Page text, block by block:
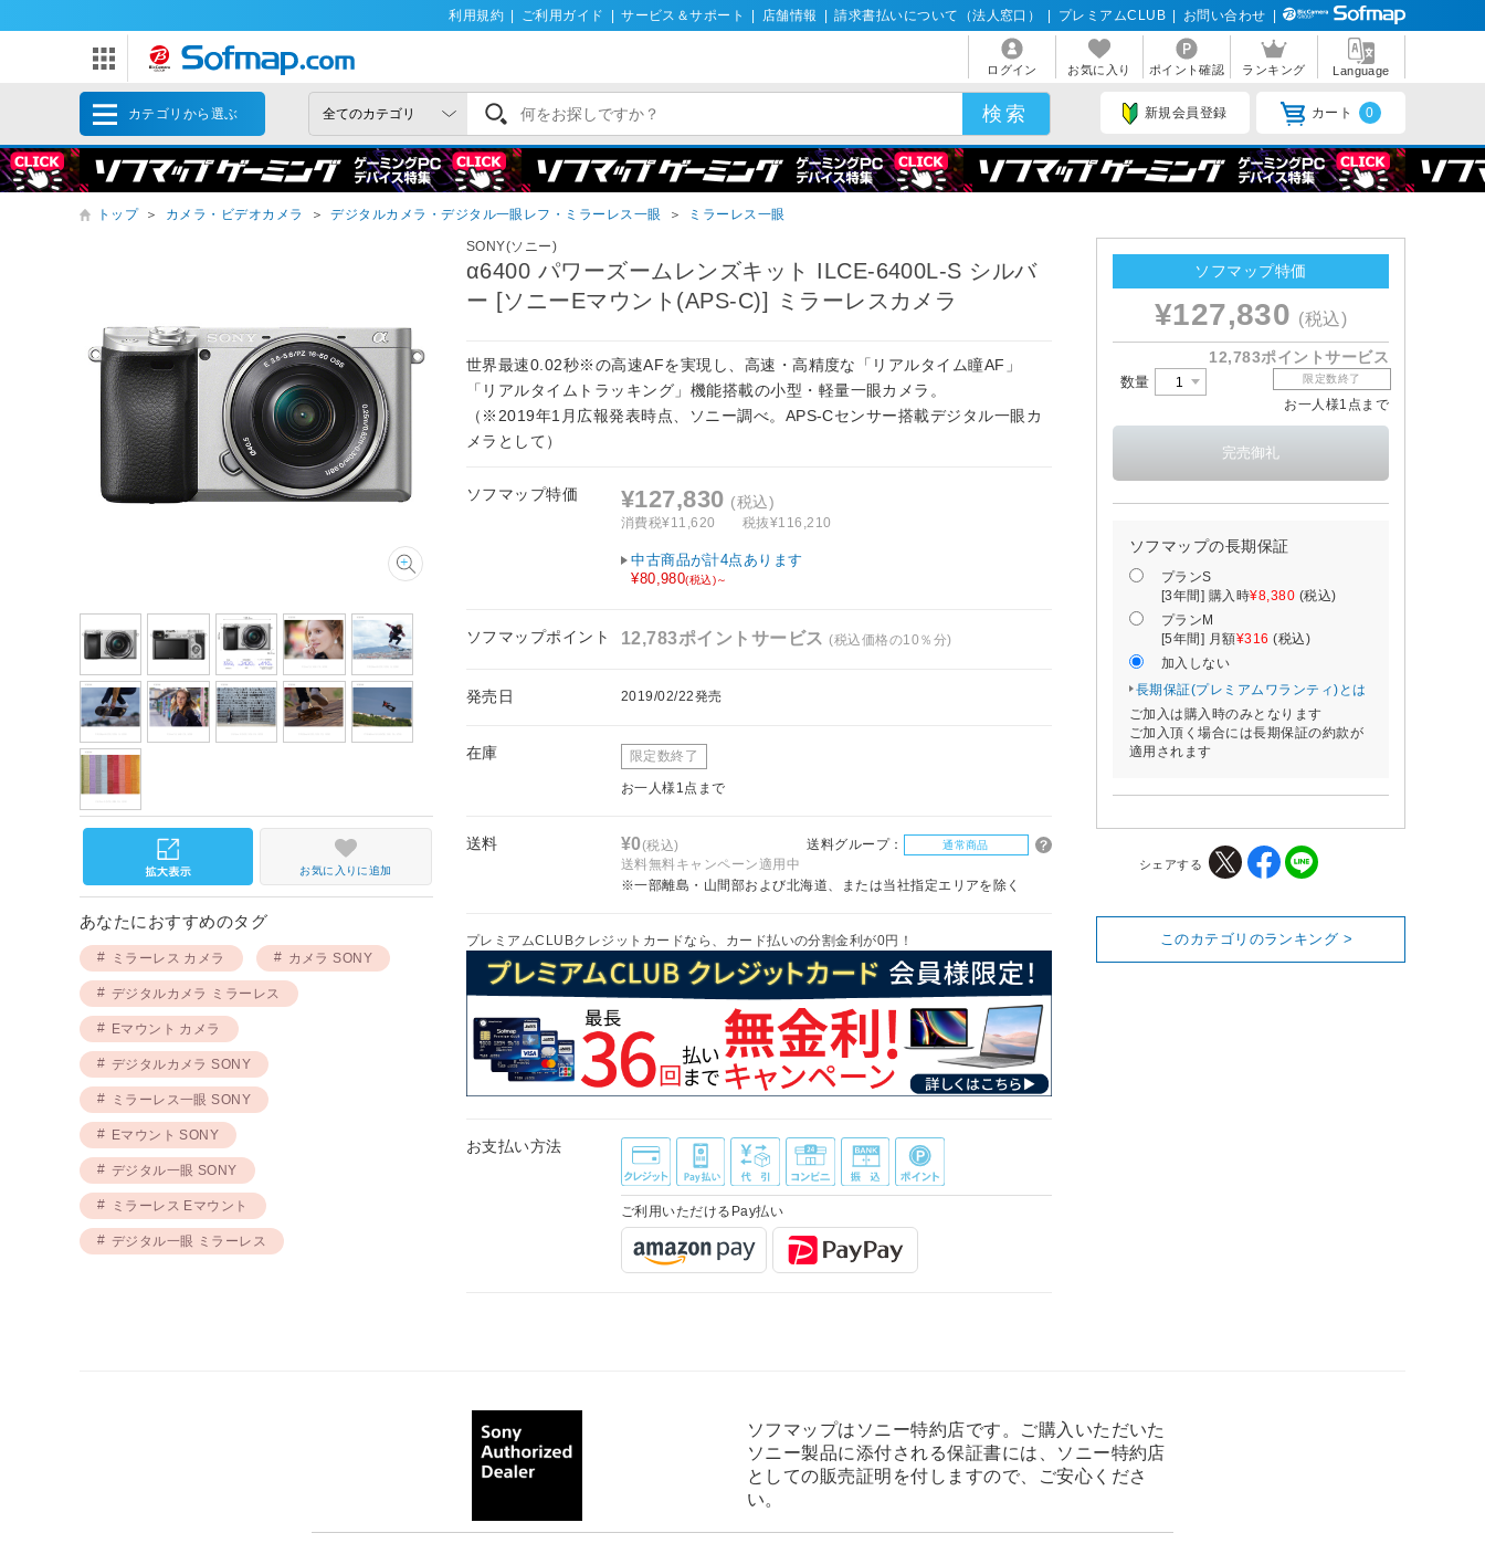
利用規約 ご利用ガイド サービス＆サポート 店舗情報 請求書払いについて（法人窓口） プレミアムCLUB お問い合わせ
ログイン お気に入り ポイント確認 ランキング Language
カテゴリから選ぶ 新規会員登録 カート 0
トップ ＞ カメラ・ビデオカメラ ＞ デジタルカメラ・デジタル一眼レフ・ミラーレス一眼 ＞ ミラーレス一眼
SONY(ソニー)
α6400 パワーズームレンズキット ILCE-6400L-S シルバ
ー [ソニーEマウント(APS-C)] ミラーレスカメラ
世界最速0.02秒※の高速AFを実現し、高速・高精度な「リアルタイム瞳AF」
「リアルタイムトラッキング」機能搭載の小型・軽量一眼カメラ。
（※2019年1月広報発表時点、ソニー調べ。APS-Cセンサー搭載デジタル一眼カ
メラとして）
ソフマップ特価 ¥127,830 (税込)
消費税¥11,620 税抜¥116,210
中古商品が計4点あります
¥80,980(税込)～
ソフマップポイント 12,783ポイントサービス(税込価格の10％分)
発売日 2019/02/22発売
在庫 限定数終了
お一人様1点まで
送料 ¥0(税込) 送料グループ： 通常商品
送料無料キャンペーン適用中
※一部離島・山間部および北海道、または当社指定エリアを除く
プレミアムCLUBクレジットカードなら、カード払いの分割金利が0円！
お支払い方法
ご利用いただけるPay払い
お気に入りに追加
あなたにおすすめのタグ
ミラーレス カメラ カメラ SONY
デジタルカメラ ミラーレス
Eマウント カメラ
デジタルカメラ SONY
ミラーレス一眼 SONY
Eマウント SONY
デジタル一眼 SONY
ミラーレス Eマウント
デジタル一眼 ミラーレス
ソフマップ特価
¥127,830 (税込)
12,783ポイントサービス
数量 限定数終了
お一人様1点まで
ソフマップの長期保証
プランS
[3年間] 購入時¥8,380 (税込)
プランM
[5年間] 月額¥316 (税込)
加入しない
長期保証(プレミアムワランティ)とは
ご加入は購入時のみとなります
ご加入頂く場合には長期保証の約款が
適用されます
シェアする
このカテゴリのランキング >
ソフマップはソニー特約店です。ご購入いただいた
ソニー製品に添付される保証書には、ソニー特約店
としての販売証明を付しますので、ご安心くださ
い。